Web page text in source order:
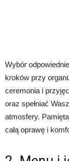
Wybór
kroków przy
ceremonia i
oraz spełniać
atmosfery.
całą oprawę i